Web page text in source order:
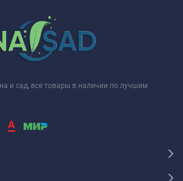
и сад, все товары в наличии по лучшим